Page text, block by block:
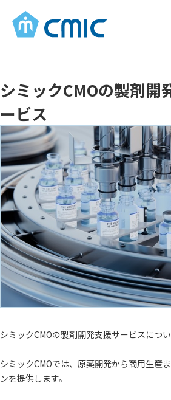
シミックCMOの製剤開
ービス
シミックCMOの製剤開発支援サービスについ
シミックCMOでは、原薬開発から商用生産
ンを提供します。